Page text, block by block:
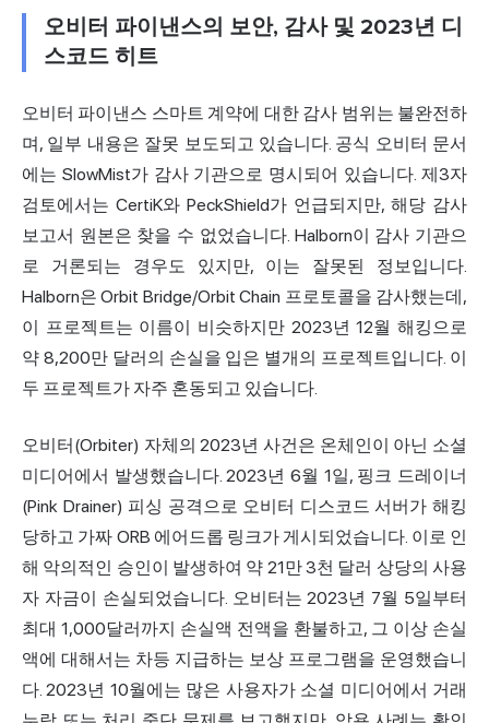
오비터 파이낸스의 보안, 감사 및 2023년 디
스코드 히트
오비터 파이낸스 스마트 계약에 대한 감사 범위는 불완전하
며, 일부 내용은 잘못 보도되고 있습니다. 공식 오비터 문서
에는 SlowMist가 감사 기관으로 명시되어 있습니다. 제3자
검토에서는 CertiK와 PeckShield가 언급되지만, 해당 감사
보고서 원본은 찾을 수 없었습니다. Halborn이 감사 기관으
로 거론되는 경우도 있지만, 이는 잘못된 정보입니다.
Halborn은 Orbit Bridge/Orbit Chain 프로토콜을 감사했는데,
이 프로젝트는 이름이 비슷하지만 2023년 12월 해킹으로
약 8,200만 달러의 손실을 입은 별개의 프로젝트입니다. 이
두 프로젝트가 자주 혼동되고 있습니다.
오비터(Orbiter) 자체의 2023년 사건은 온체인이 아닌 소셜
미디어에서 발생했습니다. 2023년 6월 1일, 핑크 드레이너
(Pink Drainer) 피싱 공격으로 오비터 디스코드 서버가 해킹
당하고 가짜 ORB 에어드롭 링크가 게시되었습니다. 이로 인
해 악의적인 승인이 발생하여 약 21만 3천 달러 상당의 사용
자 자금이 손실되었습니다. 오비터는 2023년 7월 5일부터
최대 1,000달러까지 손실액 전액을 환불하고, 그 이상 손실
액에 대해서는 차등 지급하는 보상 프로그램을 운영했습니
다. 2023년 10월에는 많은 사용자가 소셜 미디어에서 거래